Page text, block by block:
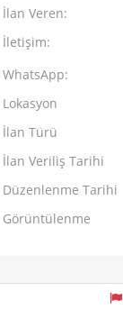
İlan Veren:
İletişim:
WhatsApp:
Lokasyon
İlan Türü
İlan Veriliş Tarihi
Düzenlenme Tarihi
Görüntülenme